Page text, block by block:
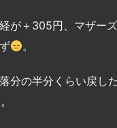
が＋305円、マザー
。
分の半分くらい戻し
。